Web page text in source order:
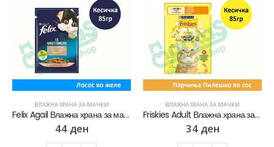
ВЛАЖНА ХРАНА ЗА МАЧКИ
Felix Agail Влажна храна за мачки со Лосос во желе [Кесичка 85гр]
44 ден
ВЛАЖНА ХРАНА ЗА МАЧКИ
Friskies Adult Влажна храна за Возрасни мачки со Пилешко во сос [Кесичка 85]
34 ден